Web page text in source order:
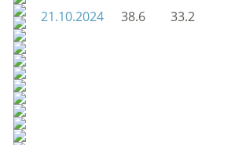
21.10.2024 38.6 33.2